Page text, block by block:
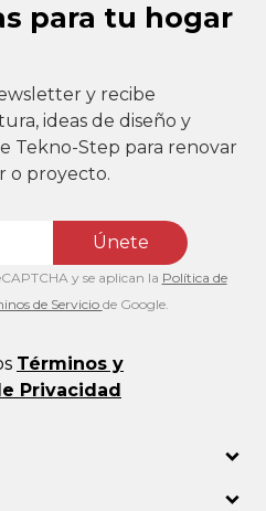
para tu hogar
y recibe
ideas de diseño y
Tekno-Step para renovar
o proyecto.
Únete
y se aplican la Política de
de Servicio de Google.
Términos y
Privacidad